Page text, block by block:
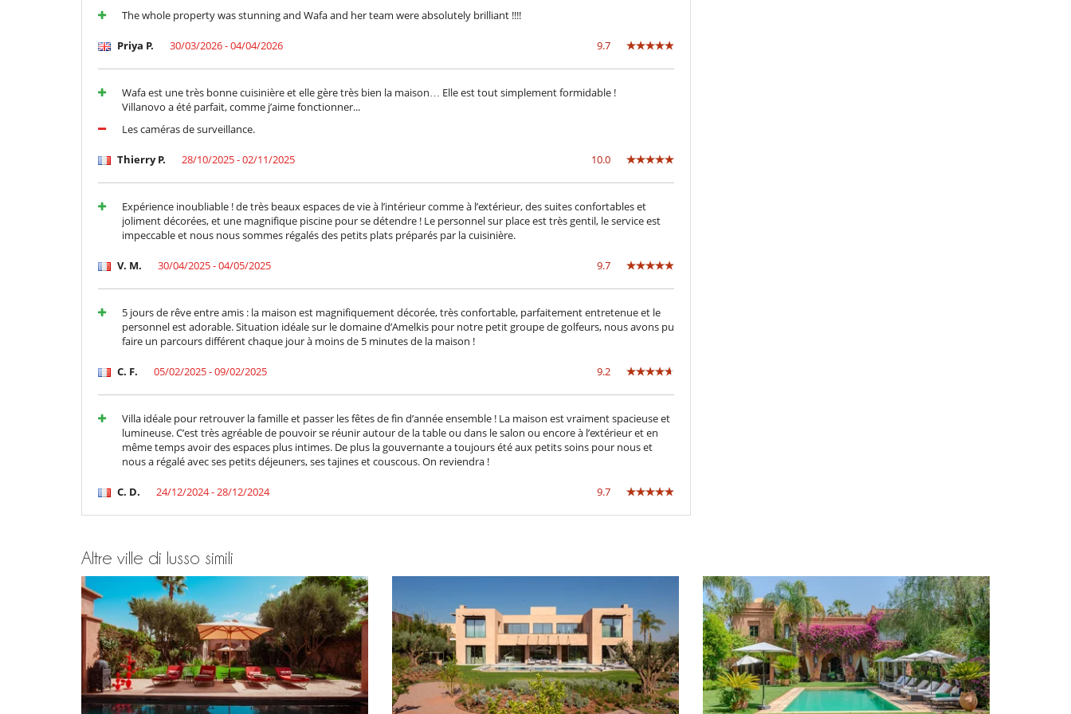
Piscina calda esteriore
Tivù
Elettrodomestici
Macchina da caffè (chicchi)
Bed & Breakfast
Casa con servizio cuoco o chef
Cuoco su richiesta (prenotazione obbligatoria)
Aria condizionata in tutta la casa
Reverse cycle air conditioner
Qui vicino
La villa si trova su un campo da golf
The whole property was stunning and Wafa and her team were absolutely brilliant !!!!
Priya P. 30/03/2026 - 04/04/2026 9.7
Wafa est une très bonne cuisinière et elle gère très bien la maison… Elle est tout simplement formidable !
Villanovo a été parfait, comme j’aime fonctionner...
Les caméras de surveillance.
Thierry P. 28/10/2025 - 02/11/2025 10.0
Expérience inoubliable ! de très beaux espaces de vie à l’intérieur comme à l’extérieur, des suites confortables et
joliment décorées, et une magnifique piscine pour se détendre ! Le personnel sur place est très gentil, le service est
impeccable et nous nous sommes régalés des petits plats préparés par la cuisinière.
V. M. 30/04/2025 - 04/05/2025 9.7
5 jours de rêve entre amis : la maison est magnifiquement décorée, très confortable, parfaitement entretenue et le
personnel est adorable. Situation idéale sur le domaine d’Amelkis pour notre petit groupe de golfeurs, nous avons pu
faire un parcours différent chaque jour à moins de 5 minutes de la maison !
C. F. 05/02/2025 - 09/02/2025 9.2
Villa idéale pour retrouver la famille et passer les fêtes de fin d’année ensemble ! La maison est vraiment spacieuse et
lumineuse. C’est très agréable de pouvoir se réunir autour de la table ou dans le salon ou encore à l’extérieur et en
même temps avoir des espaces plus intimes. De plus la gouvernante a toujours été aux petits soins pour nous et
nous a régalé avec ses petits déjeuners, ses tajines et couscous. On reviendra !
C. D. 24/12/2024 - 28/12/2024 9.7
Altre ville di lusso simili